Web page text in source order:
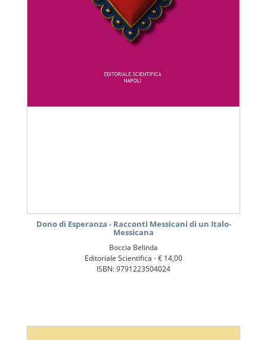
Dono di Esperanza - Racconti Messicani di un Italo-
Messicana
Boccia Belinda
Editoriale Scientifica -€ 14,00
ISBN: 9791223504024